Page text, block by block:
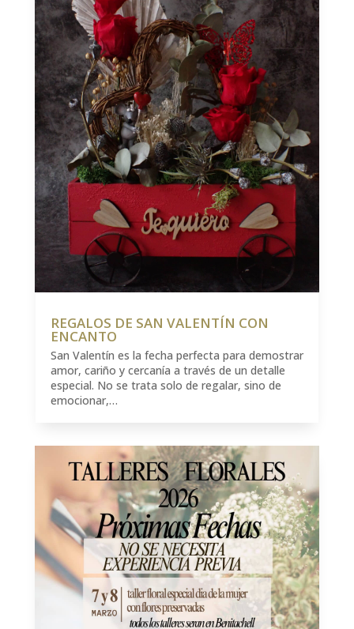
REGALOS DE SAN VALENTÍN CON
ENCANTO
San Valentín es la fecha perfecta para demostrar
amor, cariño y cercanía a través de un detalle
especial. No se trata solo de regalar, sino de
emocionar,…